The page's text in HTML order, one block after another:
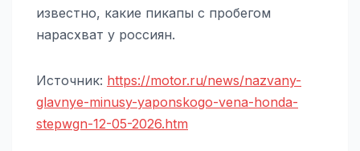
известно, какие пикапы с пробегом
нарасхват у россиян.
Источник: https://motor.ru/news/nazvany-
glavnye-minusy-yaponskogo-vena-honda-
stepwgn-12-05-2026.htm